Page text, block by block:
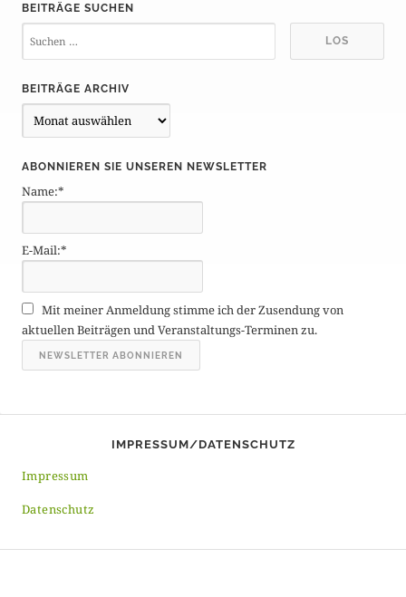
BEITRÄGE SUCHEN
BEITRÄGE ARCHIV
e
t
r
g
e
r
c
h
v
ABONNIEREN SIE UNSEREN NEWSLETTER
Name:*
E-Mail:*
Mit meiner Anmeldung stimme ich der Zusendung von
aktuellen Beiträgen und Veranstaltungs-Terminen zu.
IMPRESSUM/DATENSCHUTZ
Impressum
Datenschutz